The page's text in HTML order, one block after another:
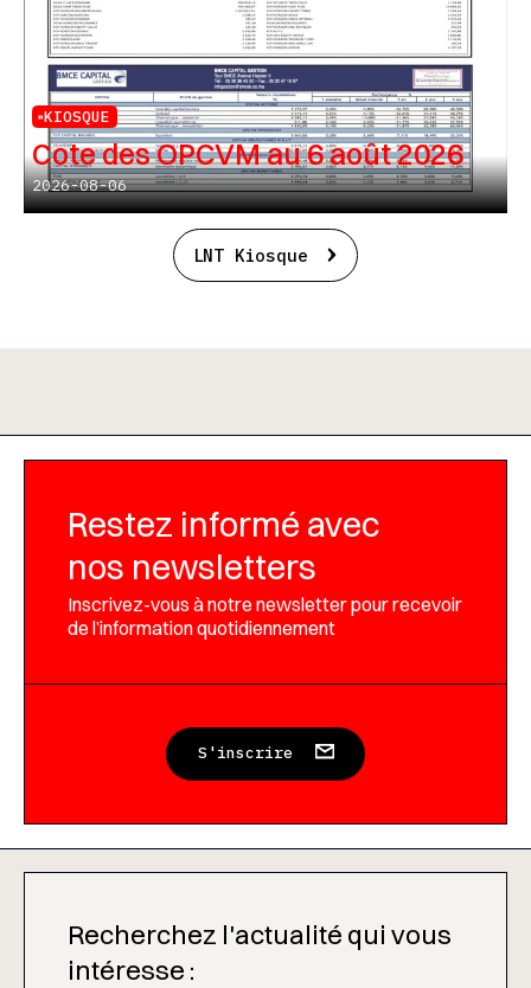
KIOSQUE
Cote des OPCVM au 6 août 2026
2026-08-06
LNT Kiosque
Restez informé avec
nos newsletters
Inscrivez-vous à notre newsletter pour recevoir
de l’information quotidiennement
S'inscrire
Recherchez l'actualité qui vous
intéresse :